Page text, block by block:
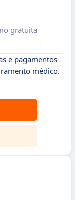
gratuita
e pagamentos
médico.